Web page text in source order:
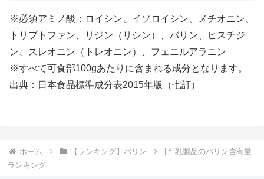
※必須アミノ酸：ロイシン、イソロイシン、メチオニン、
トリプトファン、リジン（リシン）、バリン、ヒスチジ
ン、スレオニン（トレオニン）、フェニルアラニン
※すべて可食部100gあたりに含まれる成分となります。
出典：日本食品標準成分表2015年版（七訂）
ホーム 【ランキング】バリン
乳製品のバリン含有量
ランキング